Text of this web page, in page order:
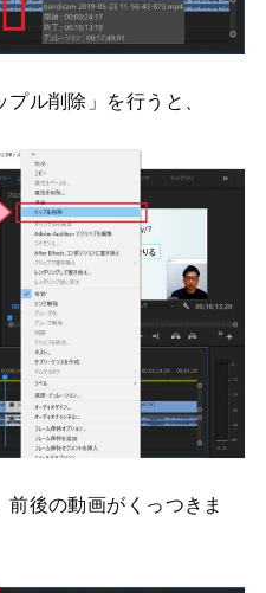
ル削除」を行うと、
後の動画がくっつきま